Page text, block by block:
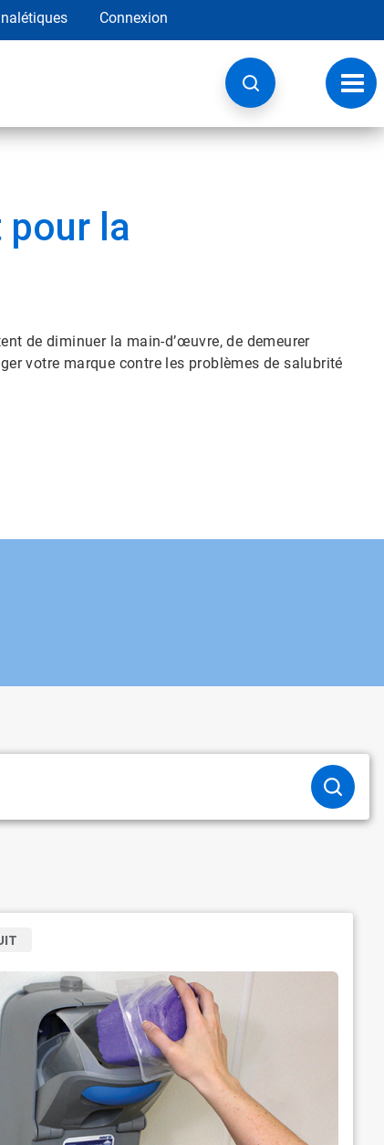
Connexion
à
la
de diminuer la main-d’œuvre, de demeurer
votre marque contre les problèmes de salubrité